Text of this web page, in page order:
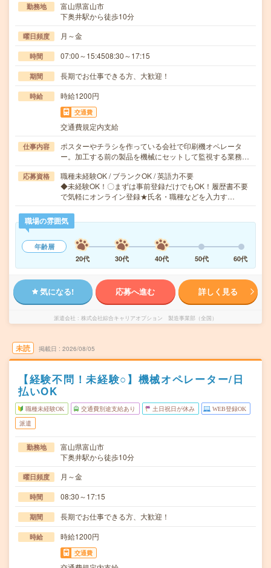
勤務地
富山県富山市
下奥井駅から徒歩10分
曜日頻度 月～金
時間 07:00～15:4508:30～17:15
期間 長期でお仕事できる方、大歓迎！
時給 時給1200円
交通費
交通費規定内支給
仕事内容
ポスターやチラシを作っている会社で印刷機オペレータ
ー。加工する前の製品を機械にセットして監視する業務…
応募資格
職種未経験OK / ブランクOK / 英語力不要
◆未経験OK！〇まずは事前登録だけでもOK！履歴書不要
で気軽にオンライン登録★氏名・職種などを入力す…
職場の雰囲気
年齢層
20代
30代 40代 50代 60代
気になる! 応募へ進む 詳しく見る
派遣会社 株式会社綜合キャリアオプション 製造事業部（全国）
未読 掲載日 2026/08/05
【経験不問！未経験○】機械オペレーター/日
払いOK
職種未経験OK 交通費別途支給あり 土日祝日が休み WEB登録OK
派遣
勤務地
富山県富山市
下奥井駅から徒歩10分
曜日頻度 月～金
時間 08:30～17:15
期間 長期でお仕事できる方、大歓迎！
時給 時給1200円
交通費